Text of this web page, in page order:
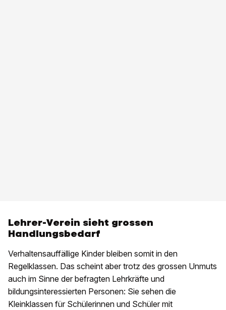
Lehrer-Verein sieht grossen
Handlungsbedarf
Verhaltensauffällige Kinder bleiben somit in den
Regelklassen. Das scheint aber trotz des grossen Unmuts
auch im Sinne der befragten Lehrkräfte und
bildungsinteressierten Personen: Sie sehen die
Kleinklassen für Schülerinnen und Schüler mit